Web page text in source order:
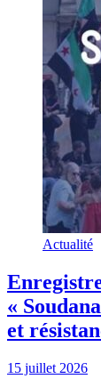
Actualité
«
et
15 juillet 2026